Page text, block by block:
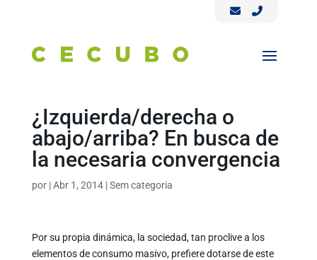
¿Izquierda/derecha o
abajo/arriba? En busca de
la necesaria convergencia
por |Abr 1, 2014|Sem categoria
Por su propia dinámica, la sociedad, tan proclive a los
elementos de consumo masivo, prefiere dotarse de este